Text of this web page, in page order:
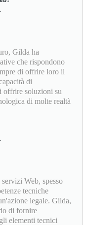
Gilda ha
che rispondono
di offrire loro il
di
offrire soluzioni su
di molte realtà
Web, spesso
tecniche
legale. Gilda,
di fornire
elementi tecnici